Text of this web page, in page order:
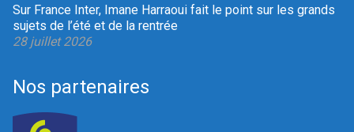
Sur France Inter, Imane Harraoui fait le point sur les grands
sujets de l’été et de la rentrée
28 juillet 2026
Nos partenaires